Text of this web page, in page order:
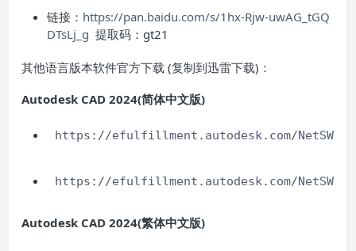
链接： https://pan.baidu.com/s/1hx-Rjw-uwAG_tGQ
DTsLj_g 提取码：gt21
其他语言版本软件官方下载 (复制到迅雷下载)：
Autodesk CAD 2024(简体中文版)
https://efulfillment.autodesk.com/NetSWDLD/
https://efulfillment.autodesk.com/NetSWDLD/
Autodesk CAD 2024(繁体中文版)